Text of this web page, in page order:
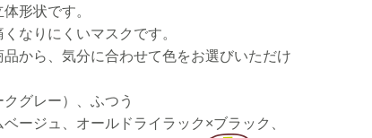
形状です。
なりにくいマスクです。
から、気分に合わせて色をお選びいただけ
クグレー）、ふつう
ージュ、オールドライラック×ブラック、